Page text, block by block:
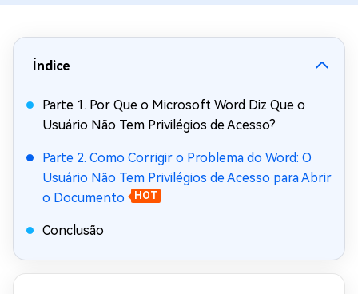
Índice
Parte 1. Por Que o Microsoft Word Diz Que o
Usuário Não Tem Privilégios de Acesso?
Parte 2. Como Corrigir o Problema do Word: O
Usuário Não Tem Privilégios de Acesso para Abrir
o Documento
HOT
Conclusão